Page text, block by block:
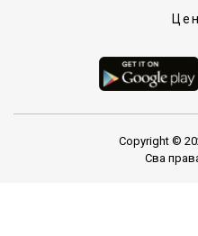
Copyright ©
Сва